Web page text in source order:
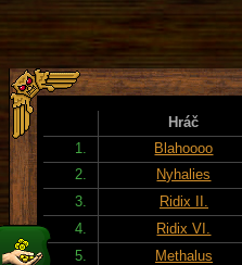
Hráč
1.
Blahoooo
2.
Nyhalies
3.
Ridix II.
4.
Ridix VI.
5.
Methalus